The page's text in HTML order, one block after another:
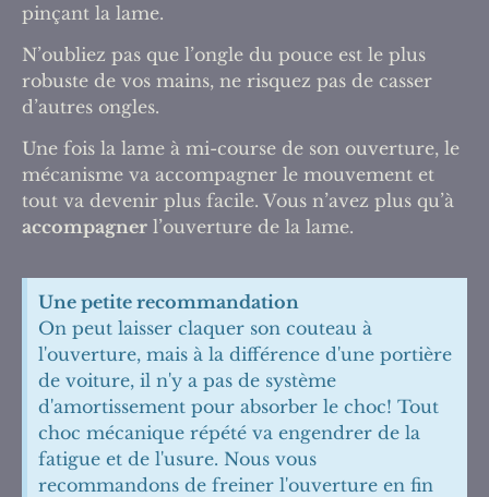
pinçant la lame.
N’oubliez pas que l’ongle du pouce est le plus
robuste de vos mains, ne risquez pas de casser
d’autres ongles.
Une fois la lame à mi-course de son ouverture, le
mécanisme va accompagner le mouvement et
tout va devenir plus facile. Vous n’avez plus qu’à
accompagner l’ouverture de la lame.
Une petite recommandation
On peut laisser claquer son couteau à
l'ouverture, mais à la différence d'une portière
de voiture, il n'y a pas de système
d'amortissement pour absorber le choc! Tout
choc mécanique répété va engendrer de la
fatigue et de l'usure. Nous vous
recommandons de freiner l'ouverture en fin